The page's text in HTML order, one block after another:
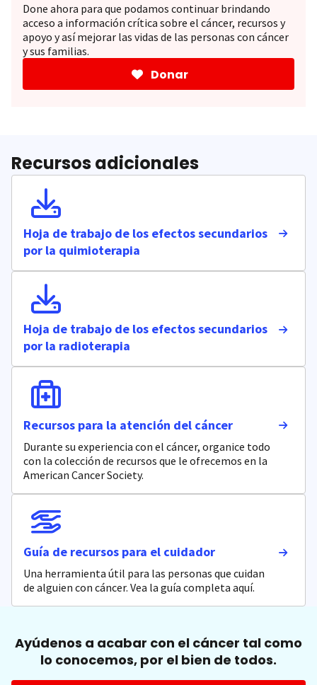
Done ahora para que podamos continuar brindando
acceso a información crítica sobre el cáncer, recursos y
apoyo y así mejorar las vidas de las personas con cáncer
y sus familias.
Donar
Recursos adicionales
Hoja de trabajo de los efectos secundarios
por la quimioterapia
Hoja de trabajo de los efectos secundarios
por la radioterapia
Recursos para la atención del cáncer
Durante su experiencia con el cáncer, organice todo
con la colección de recursos que le ofrecemos en la
American Cancer Society.
Guía de recursos para el cuidador
Una herramienta útil para las personas que cuidan
de alguien con cáncer. Vea la guía completa aquí.
Ayúdenos a acabar con el cáncer tal como
lo conocemos, por el bien de todos.